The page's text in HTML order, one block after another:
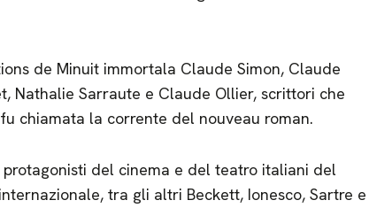
de Minuit immortala Claude Simon, Claude
Nathalie Sarraute e Claude Ollier, scrittori che
chiamata la corrente del nouveau roman.
del cinema e del teatro italiani del
tra gli altri Beckett, Ionesco, Sartre e